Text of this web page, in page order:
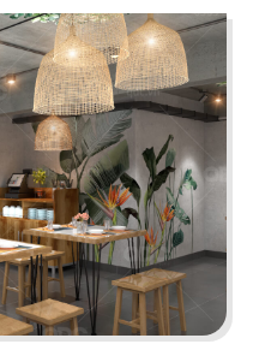
24
HOÀNG NGỌC
Beach Bar
26
BEIRUT
Nhà hàng Âu